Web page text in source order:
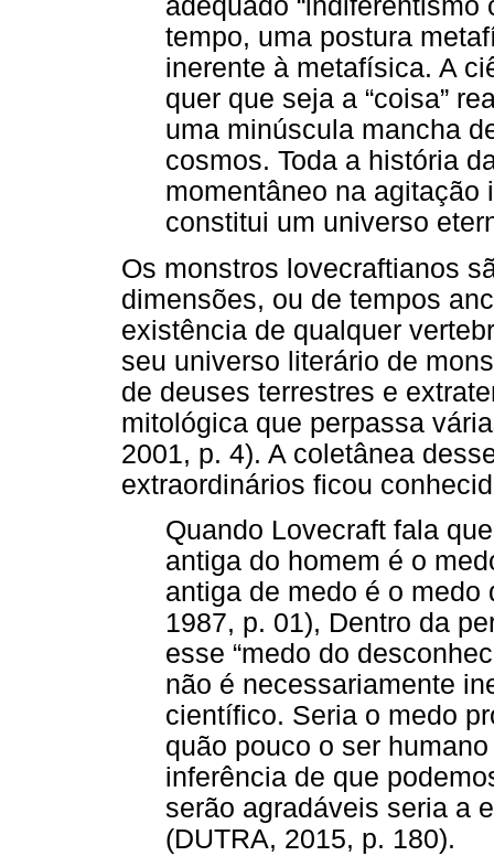
adequado
tempo, uma postura
inerente à metafísica. A
quer que seja a “coisa”
uma minúscula mancha
cosmos. Toda a história
momentâneo na agitação
constitui um universo
Os monstros lovecraftianos
dimensões, ou de tempos
existência de qualquer
seu universo literário de
de deuses terrestres e
mitológica que perpassa
2001, p. 4). A coletânea
extraordinários ficou
Quando Lovecraft fala
antiga do homem é o
antiga de medo é o medo
1987, p. 01), Dentro da
esse “medo do
não é necessariamente
científico. Seria o medo
quão pouco o ser
inferência de que
serão agradáveis seria a
(DUTRA, 2015, p. 180).